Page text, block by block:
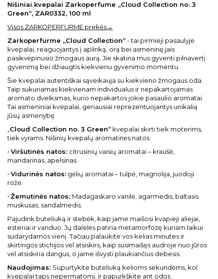
Nišiniai kvepalai Zarkoperfume „Cloud Collection no. 3
Green“, ZAR0332, 100 ml
Visos ZARKOPERFURME prekės→
Zarkoperfurme „Cloud Collection“- tai pirmieji pasaulyje
kvepalai, reaguojantys į aplinką, orą bei asmeninę jais
pasikvėpinusio žmogaus aurą. Jie skatina mus gyventi pilnavertį
gyvenimą bei džiaugtis kiekvienu gyvenimo momentu.
Šie kvepalai autentiškai sąveikauja su kiekvieno žmogaus oda.
Taip sukuriamas kiekvienam individualus ir nepakartojamas
aromato dvelksmas, kurio nepakartos jokie pasaulio aromatai.
Tai asmeniniai kvepalai, geriausiai reprezentuojantys unikalią
jūsų asmenybę.
Cloud Collection no. 3 Green“ kvepalai skirti tiek moterims,
tiek vyrams. Nišinių kvepalų aromatinės natos:
• Viršutinės natos: citrusinių vaisių aromatai – kraušė,
mandarinas, apelsinas.
• Vidurinės natos: gėlių aromatai – tulpė, magnolija, juodoji
rožė.
• Žemutinės natos: Madagaskaro vanilė, agarmedis, baltasis
muskusas, sandalmedis.
Pajudink buteliuką ir stebėk, kaip jame maišosi kvapieji aliejai,
esteriai ir vanduo. Jų dalelės patiria metamorfozę kuriam laikui
sudarydamos vienį. Tačiau palaukite vos kelias minutes ir
skirtingos stichijos vėl atsiskirs, kaip susimaišęs audroje nuo jūros
vėl atsiskiria dangus, o jame išvysti plaukiančius debesis.
Naudojimas: Supurtykite buteliuką kelioms sekundėms, kol
kvepalai taps nepermatomi, ir papurkškite ant odos.